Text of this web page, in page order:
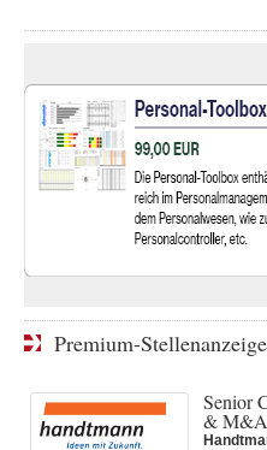
Premium-
Senior
& M&A